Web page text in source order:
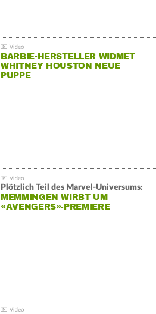
BARBIE-HERSTELLER WIDMET
WHITNEY HOUSTON NEUE
PUPPE
Plötzlich Teil des Marvel-Universums:
MEMMINGEN WIRBT UM
«AVENGERS»-PREMIERE